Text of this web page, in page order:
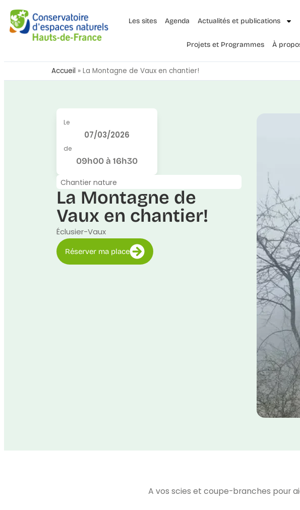
Les sites Agenda Actualités et publications
Projets et Programmes À
Accueil » La Montagne de Vaux en chantier!
Le
07/03/2026
de
09h00 à 16h30
Chantier nature
La Montagne de
Vaux en chantier!
Éclusier-Vaux
Réserver ma place
A vos scies et coupe-branches pour